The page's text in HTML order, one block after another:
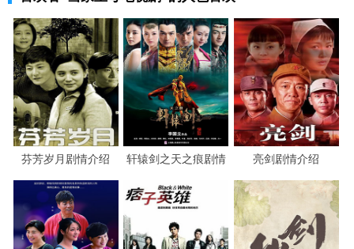
芬芳岁月剧情介绍
轩辕剑之天之痕剧情
介绍
亮剑剧情介绍